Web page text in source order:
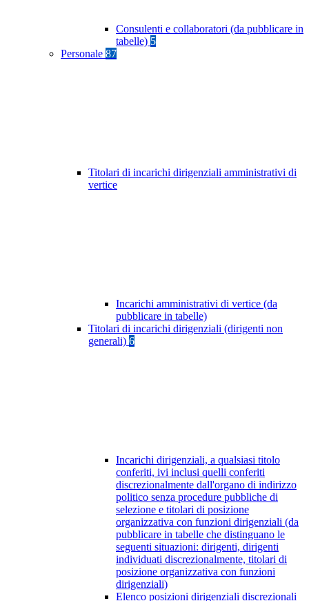
Consulenti e collaboratori (da pubblicare in
tabelle) 5
Personale 87
Titolari di incarichi dirigenziali amministrativi di
vertice
Incarichi amministrativi di vertice (da
pubblicare in tabelle)
Titolari di incarichi dirigenziali (dirigenti non
generali) 6
Incarichi dirigenziali, a qualsiasi titolo
conferiti, ivi inclusi quelli conferiti
discrezionalmente dall'organo di indirizzo
politico senza procedure pubbliche di
selezione e titolari di posizione
organizzativa con funzioni dirigenziali (da
pubblicare in tabelle che distinguano le
seguenti situazioni: dirigenti, dirigenti
individuati discrezionalmente, titolari di
posizione organizzativa con funzioni
dirigenziali)
Elenco posizioni dirigenziali discrezionali